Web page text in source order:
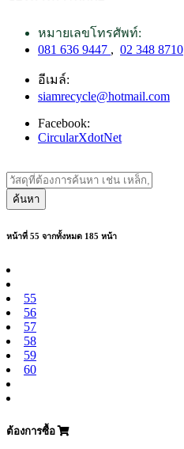
หมายเลขโทรศัพท์:
081 636 9447 , 02 348 8710
อีเมล์:
siamrecycle@hotmail.com
Facebook:
CircularXdotNet
ค้นหา
หน้าที่ 55 จากทั้งหมด 185 หน้า
55
56
57
58
59
60
ต้องการซื้อ